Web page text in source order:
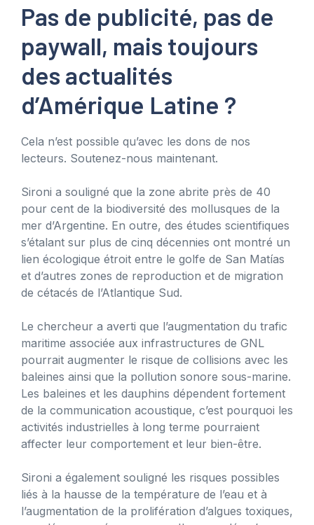
Pas de publicité, pas de
paywall, mais toujours
des actualités
d’Amérique Latine ?
Cela n’est possible qu’avec les dons de nos
lecteurs. Soutenez-nous maintenant.
Sironi a souligné que la zone abrite près de 40
pour cent de la biodiversité des mollusques de la
mer d’Argentine. En outre, des études scientifiques
s’étalant sur plus de cinq décennies ont montré un
lien écologique étroit entre le golfe de San Matías
et d’autres zones de reproduction et de migration
de cétacés de l’Atlantique Sud.
Le chercheur a averti que l’augmentation du trafic
maritime associée aux infrastructures de GNL
pourrait augmenter le risque de collisions avec les
baleines ainsi que la pollution sonore sous-marine.
Les baleines et les dauphins dépendent fortement
de la communication acoustique, c’est pourquoi les
activités industrielles à long terme pourraient
affecter leur comportement et leur bien-être.
Sironi a également souligné les risques possibles
liés à la hausse de la température de l’eau et à
l’augmentation de la prolifération d’algues toxiques,